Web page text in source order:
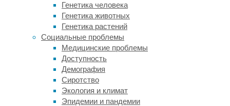
Генетика человека
Генетика животных
Генетика растений
Социальные проблемы
Медицинские проблемы
Доступность
Демография
Сиротство
Экология и климат
Эпидемии и пандемии
том,
что
они
стареют
медленнее.
Их
организм
способен
бороться